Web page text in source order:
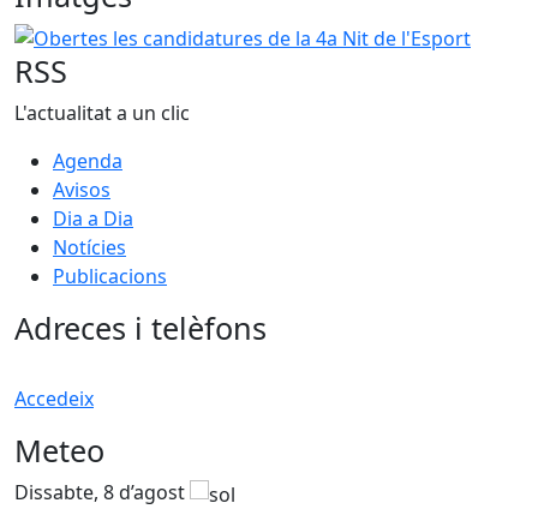
Obertes les candidatures de la 4a Nit de l'Esport
RSS
L'actualitat a un clic
Agenda
Avisos
Dia a Dia
Notícies
Publicacions
Adreces i telèfons
Accedeix
Meteo
Dissabte, 8 d’agost